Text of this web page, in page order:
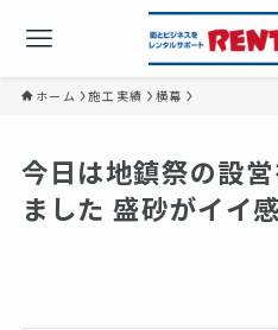
ホーム 施工実績 横幕
今日は地鎮祭の設
ました️ 盛砂がイイ